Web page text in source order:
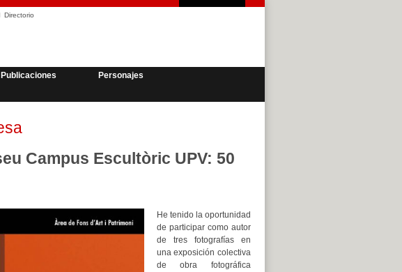
Directorio
Publicaciones
Personajes
Campus Escultòric UPV: 50
He tenido la oportunidad
de participar como autor
de tres fotografías en
una exposición colectiva
de obra fotográfica